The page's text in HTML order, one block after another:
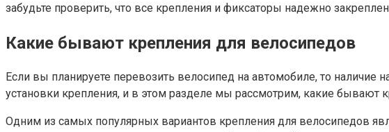
забудьте проверить, что все крепления и фиксаторы надежно
Какие бывают крепления для велосипедов
Если вы планируете перевозить велосипед на автомобиле, то
установки крепления, и в этом разделе мы рассмотрим, какие бывают
Одним из самых популярных вариантов крепления для велосипедов